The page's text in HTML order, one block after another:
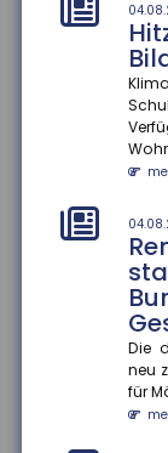
Die
neu
für
in
Die
mehr...
mehr...